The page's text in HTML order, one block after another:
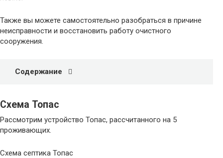
Также вы можете самостоятельно разобраться в причине
неисправности и восстановить работу очистного
сооружения.
Содержание
Схема Топас
Рассмотрим устройство Топас, рассчитанного на 5
проживающих.
Схема септика Топас